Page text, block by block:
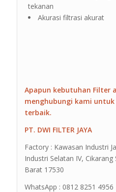
tekanan
Akurasi filtrasi akurat
Apapun kebutuhan Filter
menghubungi kami
terbaik.
PT. DWI FILTER JAYA
Factory : Kawasan Industri
Industri Selatan IV, Cikarang
Barat 17530
WhatsApp : 0812 8251 4956